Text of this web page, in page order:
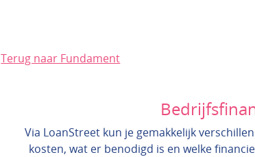
Terug naar Fundament
Via LoanStreet kun je gemakkelijk
kosten, wat er benodigd is en welke